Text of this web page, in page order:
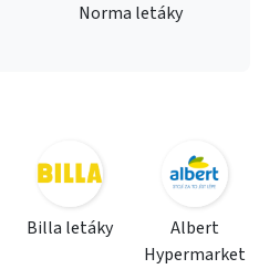
Norma letáky
Billa letáky
Albert
Hypermarket